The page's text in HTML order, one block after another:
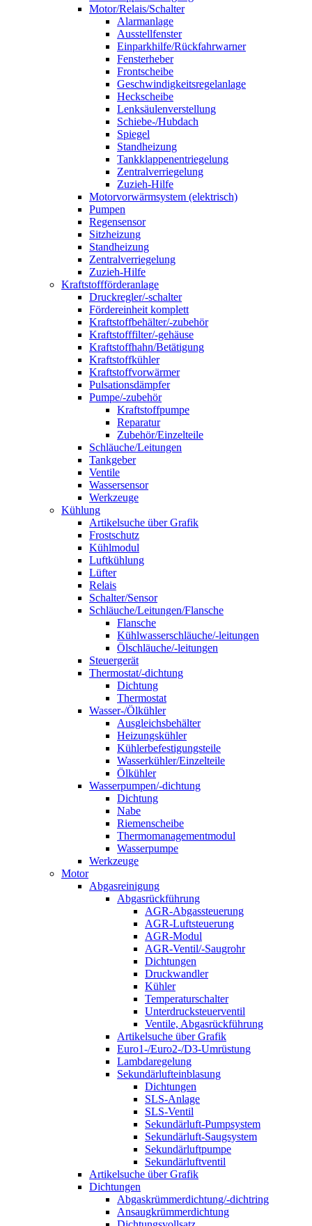
Motor/Relais/Schalter
Alarmanlage
Ausstellfenster
Einparkhilfe/Rückfahrwarner
Fensterheber
Frontscheibe
Geschwindigkeitsregelanlage
Heckscheibe
Lenksäulenverstellung
Schiebe-/Hubdach
Spiegel
Standheizung
Tankklappenentriegelung
Zentralverriegelung
Zuzieh-Hilfe
Motorvorwärmsystem (elektrisch)
Pumpen
Regensensor
Sitzheizung
Standheizung
Zentralverriegelung
Zuzieh-Hilfe
Kraftstoffförderanlage
Druckregler/-schalter
Fördereinheit komplett
Kraftstoffbehälter/-zubehör
Kraftstofffilter/-gehäuse
Kraftstoffhahn/Betätigung
Kraftstoffkühler
Kraftstoffvorwärmer
Pulsationsdämpfer
Pumpe/-zubehör
Kraftstoffpumpe
Reparatur
Zubehör/Einzelteile
Schläuche/Leitungen
Tankgeber
Ventile
Wassersensor
Werkzeuge
Kühlung
Artikelsuche über Grafik
Frostschutz
Kühlmodul
Luftkühlung
Lüfter
Relais
Schalter/Sensor
Schläuche/Leitungen/Flansche
Flansche
Kühlwasserschläuche/-leitungen
Ölschläuche/-leitungen
Steuergerät
Thermostat/-dichtung
Dichtung
Thermostat
Wasser-/Ölkühler
Ausgleichsbehälter
Heizungskühler
Kühlerbefestigungsteile
Wasserkühler/Einzelteile
Ölkühler
Wasserpumpen/-dichtung
Dichtung
Nabe
Riemenscheibe
Thermomanagementmodul
Wasserpumpe
Werkzeuge
Motor
Abgasreinigung
Abgasrückführung
AGR-Abgassteuerung
AGR-Luftsteuerung
AGR-Modul
AGR-Ventil/-Saugrohr
Dichtungen
Druckwandler
Kühler
Temperaturschalter
Unterdrucksteuerventil
Ventile, Abgasrückführung
Artikelsuche über Grafik
Euro1-/Euro2-/D3-Umrüstung
Lambdaregelung
Sekundärlufteinblasung
Dichtungen
SLS-Anlage
SLS-Ventil
Sekundärluft-Pumpsystem
Sekundärluft-Saugsystem
Sekundärluftpumpe
Sekundärluftventil
Artikelsuche über Grafik
Dichtungen
Abgaskrümmerdichtung/-dichtring
Ansaugkrümmerdichtung